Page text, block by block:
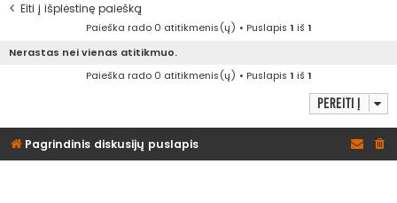
Eiti į išplėstinę paiešką
Paieška rado 0 atitikmenis(ų) • Puslapis 1 iš 1
Nerastas nei vienas atitikmuo.
Paieška rado 0 atitikmenis(ų) • Puslapis 1 iš 1
Pereiti į
Pagrindinis diskusijų puslapis